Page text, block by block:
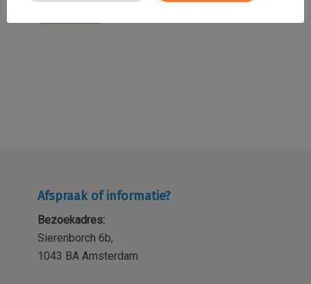
Afspraak of informatie?
Bezoekadres:
Sierenborch 6b,
1043 BA Amsterdam